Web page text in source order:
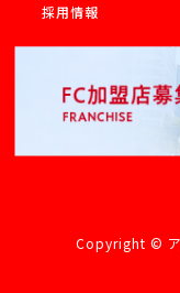
採用情報
Copyright © ア